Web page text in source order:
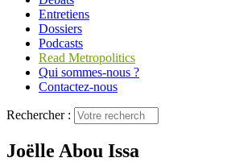
Entretiens
Dossiers
Podcasts
Read Metropolitics
Qui sommes-nous ?
Contactez-nous
Rechercher :
Joëlle Abou Issa